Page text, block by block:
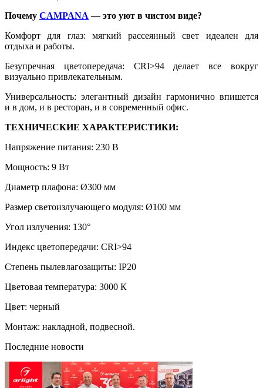
Почему CAMPANA — это уют в чистом виде?
Комфорт для глаз: мягкий рассеянный свет идеален для
отдыха и работы.
Безупречная цветопередача: CRI>94 делает все вокруг
визуально привлекательным.
Универсальность: элегантный дизайн гармонично впишется
и в дом, и в ресторан, и в современный офис.
ТЕХНИЧЕСКИЕ ХАРАКТЕРИСТИКИ:
Напряжение питания: 230 В
Мощность: 9 Вт
Диаметр плафона: Ø300 мм
Размер светоизлучающего модуля: Ø100 мм
Угол излучения: 130°
Индекс цветопередачи: CRI>94
Степень пылевлагозащиты: IP20
Цветовая температура: 3000 К
Цвет: черный
Монтаж: накладной, подвесной.
Последние новости